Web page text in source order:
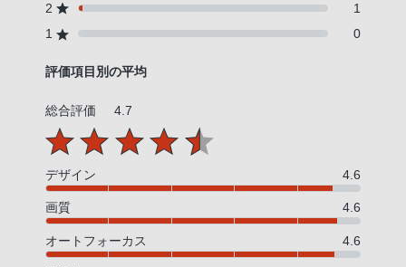
2
1
1
0
評価項目別の平均
総合評価 4.7
デザイン 4.6
画質 4.6
オートフォーカス 4.6